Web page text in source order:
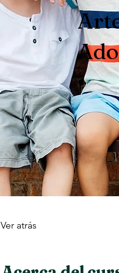
Ver atrás